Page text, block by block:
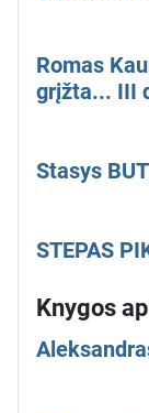
Romas
grįžta... III
Stasys
STEPAS
Knygos